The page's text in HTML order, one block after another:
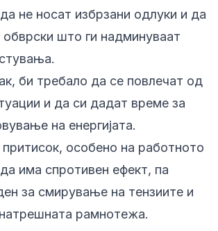
не носат избрзани одлуки и да
обврски што ги надминуваат
би требало да се повлечат од
и да си дадат време за
на енергијата.
особено на работното
има спротивен ефект, па
за смирување на тензиите и
рамнотежа.